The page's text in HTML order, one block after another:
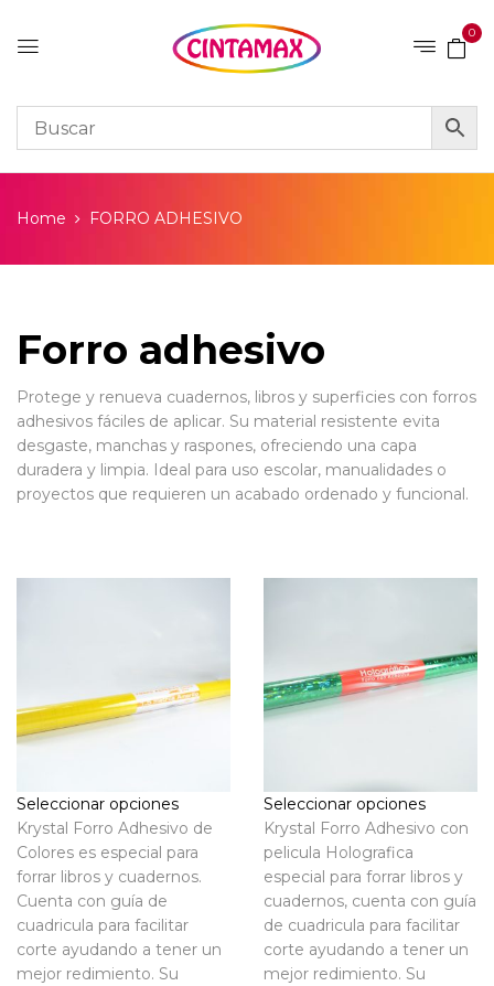
0
Home FORRO ADHESIVO
Forro adhesivo
Protege y renueva cuadernos, libros y superficies con forros
adhesivos fáciles de aplicar. Su material resistente evita
desgaste, manchas y raspones, ofreciendo una capa
duradera y limpia. Ideal para uso escolar, manualidades o
proyectos que requieren un acabado ordenado y funcional.
Seleccionar opciones
Krystal Forro Adhesivo de
Colores es especial para
forrar libros y cuadernos.
Cuenta con guía de
cuadricula para facilitar
corte ayudando a tener un
mejor redimiento. Su
Seleccionar opciones
Krystal Forro Adhesivo con
pelicula Holografica
especial para forrar libros y
cuadernos, cuenta con guía
de cuadricula para facilitar
corte ayudando a tener un
mejor redimiento. Su